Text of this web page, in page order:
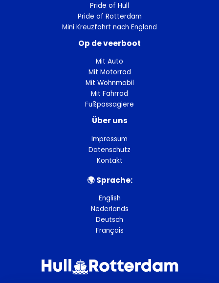
Pride of Hull
Pride of Rotterdam
Mini Kreuzfahrt nach England
Op de veerboot
Mit Auto
Mit Motorrad
Mit Wohnmobil
Mit Fahrrad
Fußpassagiere
Über uns
Impressum
Datenschutz
Kontakt
🌍︎ Sprache:
English
Nederlands
Deutsch
Français